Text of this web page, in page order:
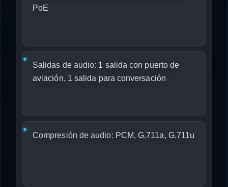
PoE
Salidas de audio: 1 salida con puerto de
aviación, 1 salida para conversación
Compresión de audio: PCM, G.711a, G.711u